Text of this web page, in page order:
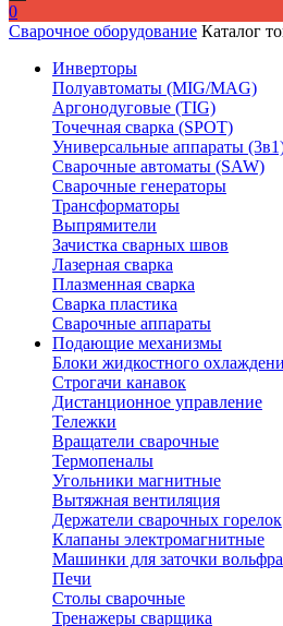
0
Сварочное оборудование Каталог
Инверторы
Полуавтоматы (MIG/MAG)
Аргонодуговые (TIG)
Точечная сварка (SPOT)
Универсальные аппараты
Сварочные автоматы (SAW)
Сварочные генераторы
Трансформаторы
Выпрямители
Зачистка сварных швов
Лазерная сварка
Плазменная сварка
Сварка пластика
Сварочные аппараты
Подающие механизмы
Блоки жидкостного
Строгачи канавок
Дистанционное управление
Тележки
Вращатели сварочные
Термопеналы
Угольники магнитные
Вытяжная вентиляция
Держатели сварочных горелок
Клапаны электромагнитные
Машинки для заточки
Печи
Столы сварочные
Тренажеры сварщика